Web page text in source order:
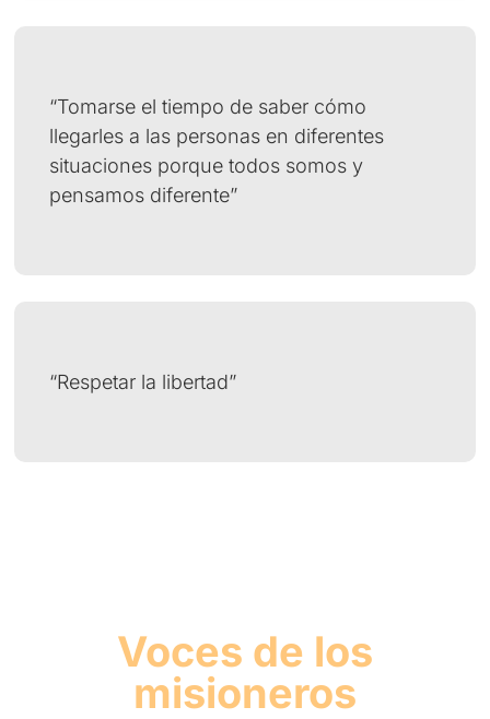
“Tomarse el tiempo de saber cómo
llegarles a las personas en diferentes
situaciones porque todos somos y
pensamos diferente”
“Respetar la libertad”
Voces de los
misioneros